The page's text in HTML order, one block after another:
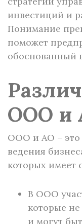
инвестиций и
Понимание
поможет
обоснованный
ООО и
ООО и АО – это
ведения
которых имеет
В ООО
которые
и могут